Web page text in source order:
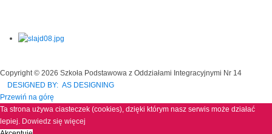
Copyright © 2026 Szkoła Podstawowa z Oddziałami Integracyjnymi Nr 14
DESIGNED BY: AS DESIGNING
Przewiń na górę
Ta strona używa ciasteczek (cookies), dzięki którym nasz serwis może działać
lepiej. Dowiedz się więcej